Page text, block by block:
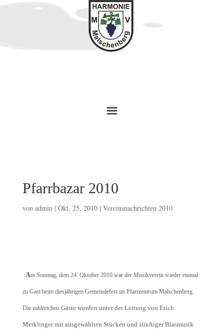
Pfarrbazar 2010
von admin| Okt. 25, 2010| Vereinsnachrichten 2010
Am Sonntag, dem 24. Oktober 2010 war der Musikverein wieder einmal
zu Gast beim diesjährigen Gemeindefest im Pfarrzentrum Malschenberg.
Die zahlreichen Gäste wurden unter der Leitung von Erich
Merklinger mit ausgewählten Stücken und zünftiger Blasmusik